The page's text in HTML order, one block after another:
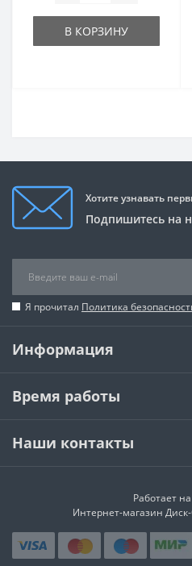
В КОРЗИНУ
Хотите узнавать
Подпишитесь на
Я прочитал Политика
Информация
Время работы
Наши контакты
Работает на
Интернет-магазин